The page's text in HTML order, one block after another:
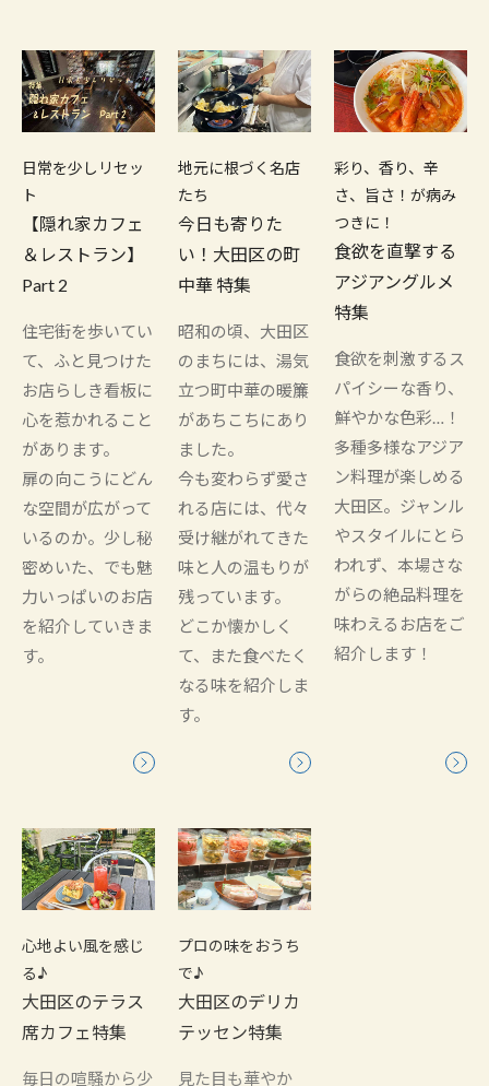
日常を少しリセッ
ト
【隠れ家カフェ
＆レストラン】
Part 2
住宅街を歩いてい
て、ふと見つけた
お店らしき看板に
心を惹かれること
があります。
扉の向こうにどん
な空間が広がって
いるのか。少し秘
密めいた、でも魅
力いっぱいのお店
を紹介していきま
す。
地元に根づく名店
たち
今日も寄りた
い！大田区の町
中華 特集
昭和の頃、大田区
のまちには、湯気
立つ町中華の暖簾
があちこちにあり
ました。
今も変わらず愛さ
れる店には、代々
受け継がれてきた
味と人の温もりが
残っています。
どこか懐かしく
て、また食べたく
なる味を紹介しま
す。
彩り、香り、辛
さ、旨さ！が病み
つきに！
食欲を直撃する
アジアングルメ
特集
食欲を刺激するス
パイシーな香り、
鮮やかな色彩…！
多種多様なアジア
ン料理が楽しめる
大田区。ジャンル
やスタイルにとら
われず、本場さな
がらの絶品料理を
味わえるお店をご
紹介します！
心地よい風を感じ
る♪
大田区のテラス
席カフェ特集
毎日の喧騒から少
プロの味をおうち
で♪
大田区のデリカ
テッセン特集
見た目も華やか